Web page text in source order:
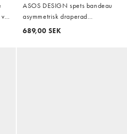
ASOS DESIGN spets bandeau
asymmetrisk draperad
midiklänning med flätad detalj i
689,00 SEK